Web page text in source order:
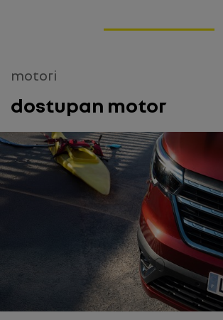
motori
dostupan motor